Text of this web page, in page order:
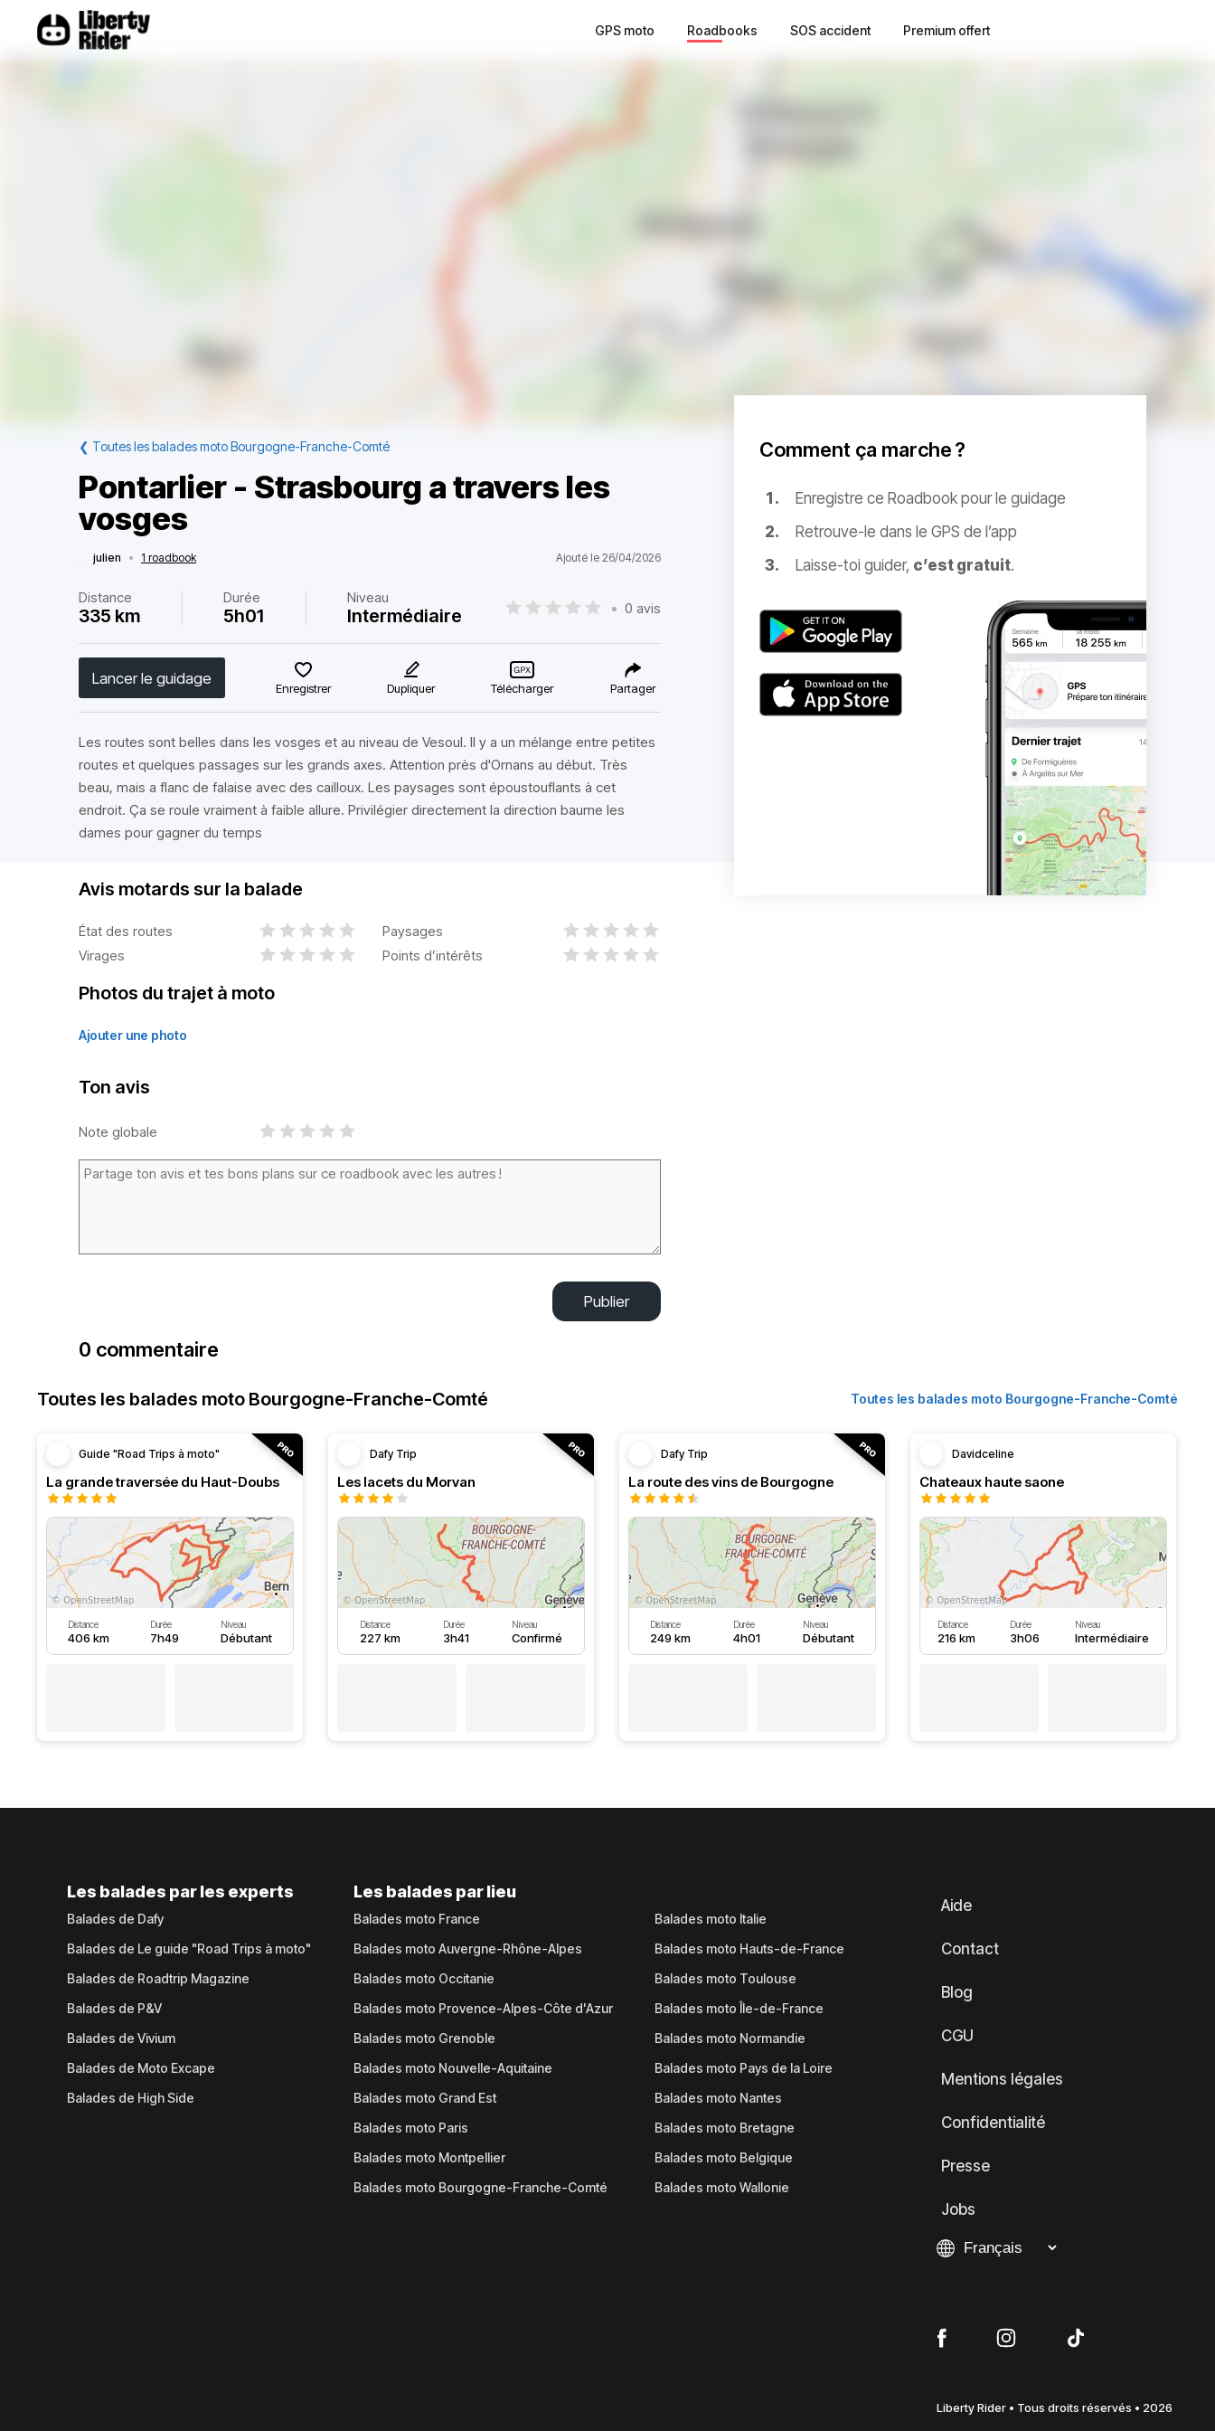
GPS moto Roadbooks SOS accident Premium offert
❮ Toutes les balades moto Bourgogne-Franche-Comté
Pontarlier - Strasbourg a travers les
vosges
julien • 1 roadbook Ajouté le 26/04/2026
Distance
335 km
Durée
5h01
Niveau
Intermédiaire • 0 avis
Lancer le guidage
Enregistrer Dupliquer Télécharger Partager
Les routes sont belles dans les vosges et au niveau de Vesoul. Il y a un mélange entre petites
routes et quelques passages sur les grands axes. Attention près d'Ornans au début. Très
beau, mais a flanc de falaise avec des cailloux. Les paysages sont époustouflants à cet
endroit. Ça se roule vraiment à faible allure. Privilégier directement la direction baume les
dames pour gagner du temps
Comment ça marche ?
Enregistre ce Roadbook pour le guidage
Retrouve-le dans le GPS de l’app
Laisse-toi guider, c’est gratuit.
Avis motards sur la balade
État des routes
Paysages
Virages
Points d’intérêts
Photos du trajet à moto
Ajouter une photo
Ton avis
Note globale
Publier
0 commentaire
Toutes les balades moto Bourgogne-Franche-Comté Toutes les balades moto Bourgogne-Franche-Comté
Guide "Road Trips à moto"
La grande traversée du Haut-Doubs
Distance
406 km
Durée
7h49
Niveau
Débutant
Dafy Trip
Les lacets du Morvan
Distance
227 km
Durée
3h41
Niveau
Confirmé
Dafy Trip
La route des vins de Bourgogne
Distance
249 km
Durée
4h01
Niveau
Débutant
Davidceline
Chateaux haute saone
Distance
216 km
Durée
3h06
Niveau
Intermédiaire
Les balades par les experts
Balades de Dafy
Balades de Le guide "Road Trips à moto"
Balades de Roadtrip Magazine
Balades de P&V
Balades de Vivium
Balades de Moto Excape
Balades de High Side
Les balades par lieu
Balades moto France
Balades moto Auvergne-Rhône-Alpes
Balades moto Occitanie
Balades moto Provence-Alpes-Côte d'Azur
Balades moto Grenoble
Balades moto Nouvelle-Aquitaine
Balades moto Grand Est
Balades moto Paris
Balades moto Montpellier
Balades moto Bourgogne-Franche-Comté
Balades moto Italie
Balades moto Hauts-de-France
Balades moto Toulouse
Balades moto Île-de-France
Balades moto Normandie
Balades moto Pays de la Loire
Balades moto Nantes
Balades moto Bretagne
Balades moto Belgique
Balades moto Wallonie
Aide
Contact
Blog
CGU
Mentions légales
Confidentialité
Presse
Jobs
Liberty Rider • Tous droits réservés • 2026